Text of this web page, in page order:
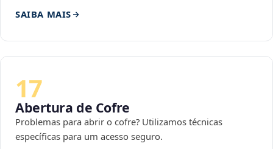
SAIBA MAIS
17
Abertura de Cofre
Problemas para abrir o cofre? Utilizamos técnicas
específicas para um acesso seguro.